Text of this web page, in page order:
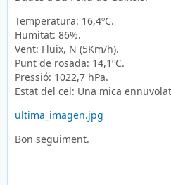
Temperatura: 16,4ºC.
Humitat: 86%.
Vent: Fluix, N (5Km/h).
Punt de rosada: 14,1ºC.
Pressió: 1022,7 hPa.
Estat del cel: Una mica
ultima_imagen.jpg
Bon seguiment.